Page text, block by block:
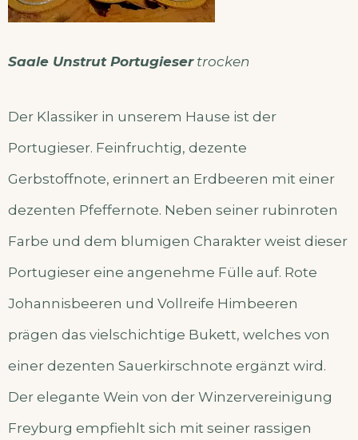
Saale Unstrut Portugiesertrocken
Der Klassiker in unserem Hause ist der
Portugieser. Feinfruchtig, dezente
Gerbstoffnote, erinnert an Erdbeeren mit einer
dezenten Pfeffernote. Neben seiner rubinroten
Farbe und dem blumigen Charakter weist dieser
Portugieser eine angenehme Fülle auf. Rote
Johannisbeeren und Vollreife Himbeeren
prägen das vielschichtige Bukett, welches von
einer dezenten Sauerkirschnote ergänzt wird.
Der elegante Wein von der Winzervereinigung
Freyburg empfiehlt sich mit seiner rassigen